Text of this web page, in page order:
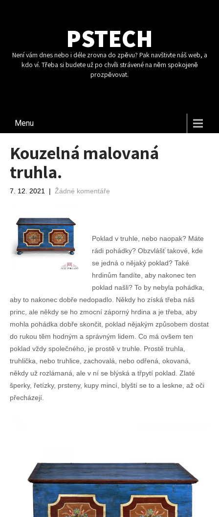
PSTECH
Není vám dnes nebo i déle zrovna do zpěvu? Pak navštivte náš web, a
kdo ví. Třeba si budete už po chvíli strávené na něm spokojeně
prozpěvovat.
Menu
Kouzelná malovaná
truhla.
7. 12. 2021 | Žádné komentáře
Poklad v truhle, nebo naopak? Máte
rádi pohádky? Obzvlášť takové, kde
se jedná o nějaký poklad? Také
hrdinům fandíte, aby nakonec ten
poklad našli? To by nebyla pohádka,
aby to nakonec dobře nedopadlo. Někdy ho získá třeba náš
princ, ale někdy se ho zmocní záporný hrdina a je třeba, aby
mohla pohádka dobře skončit, poklad nějakým způsobem dostat
do rukou těm hodným a správným lidem. Co má ovšem ten
poklad vždy společného, je prostě v truhle. Prostě truhla,
truhlička, nebo truhlice, zachovalá, nebo odřená, okovaná,
někdy už rozlámaná, ale v ní se blýská a třpytí poklad. Zlaté
šperky, řetízky, prsteny, kupy mincí, blyští se to a leskne, až oči
přecházejí.